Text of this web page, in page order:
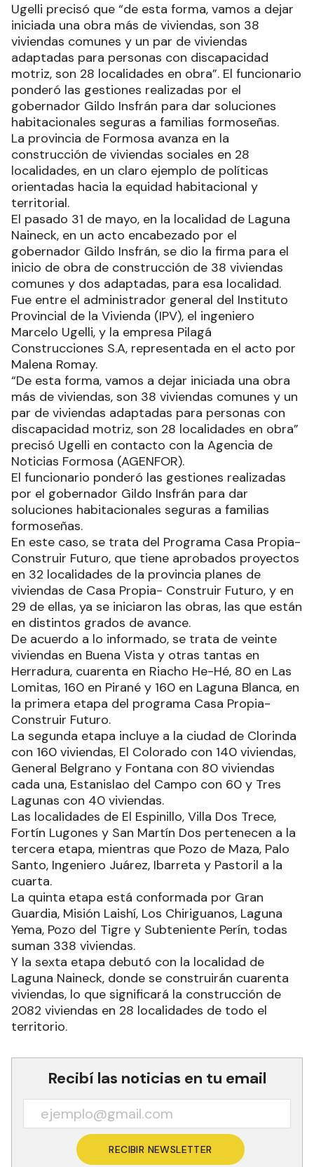
Ugelli precisó que “de esta forma, vamos a dejar
iniciada una obra más de viviendas, son 38
viviendas comunes y un par de viviendas
adaptadas para personas con discapacidad
motriz, son 28 localidades en obra”. El funcionario
ponderó las gestiones realizadas por el
gobernador Gildo Insfrán para dar soluciones
habitacionales seguras a familias formoseñas.
La provincia de Formosa avanza en la
construcción de viviendas sociales en 28
localidades, en un claro ejemplo de políticas
orientadas hacia la equidad habitacional y
territorial.
El pasado 31 de mayo, en la localidad de Laguna
Naineck, en un acto encabezado por el
gobernador Gildo Insfrán, se dio la firma para el
inicio de obra de construcción de 38 viviendas
comunes y dos adaptadas, para esa localidad.
Fue entre el administrador general del Instituto
Provincial de la Vivienda (IPV), el ingeniero
Marcelo Ugelli, y la empresa Pilagá
Construcciones S.A, representada en el acto por
Malena Romay.
“De esta forma, vamos a dejar iniciada una obra
más de viviendas, son 38 viviendas comunes y un
par de viviendas adaptadas para personas con
discapacidad motriz, son 28 localidades en obra”
precisó Ugelli en contacto con la Agencia de
Noticias Formosa (AGENFOR).
El funcionario ponderó las gestiones realizadas
por el gobernador Gildo Insfrán para dar
soluciones habitacionales seguras a familias
formoseñas.
En este caso, se trata del Programa Casa Propia-
Construir Futuro, que tiene aprobados proyectos
en 32 localidades de la provincia planes de
viviendas de Casa Propia- Construir Futuro, y en
29 de ellas, ya se iniciaron las obras, las que están
en distintos grados de avance.
De acuerdo a lo informado, se trata de veinte
viviendas en Buena Vista y otras tantas en
Herradura, cuarenta en Riacho He-Hé, 80 en Las
Lomitas, 160 en Pirané y 160 en Laguna Blanca, en
la primera etapa del programa Casa Propia-
Construir Futuro.
La segunda etapa incluye a la ciudad de Clorinda
con 160 viviendas, El Colorado con 140 viviendas,
General Belgrano y Fontana con 80 viviendas
cada una, Estanislao del Campo con 60 y Tres
Lagunas con 40 viviendas.
Las localidades de El Espinillo, Villa Dos Trece,
Fortín Lugones y San Martín Dos pertenecen a la
tercera etapa, mientras que Pozo de Maza, Palo
Santo, Ingeniero Juárez, Ibarreta y Pastoril a la
cuarta.
La quinta etapa está conformada por Gran
Guardia, Misión Laishí, Los Chiriguanos, Laguna
Yema, Pozo del Tigre y Subteniente Perín, todas
suman 338 viviendas.
Y la sexta etapa debutó con la localidad de
Laguna Naineck, donde se construirán cuarenta
viviendas, lo que significará la construcción de
2082 viviendas en 28 localidades de todo el
territorio.
Recibí las noticias en tu email
RECIBIR NEWSLETTER